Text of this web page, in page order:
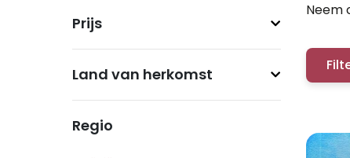
Prijs
Land van herkomst
Regio
Neem